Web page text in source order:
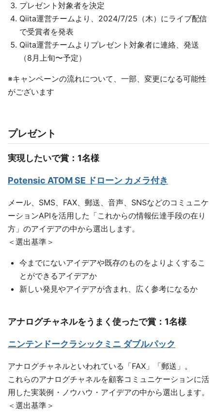
プレゼント対象者を決定
Qiita運営チームより、2024/7/25（木）にライブ配信
で受賞者を発表
Qiita運営チームよりプレゼント対象者に連絡、発送
（8月上旬〜予定）
※キャンペーンの流れについて、一部、変更になる可能性
がございます
プレゼント
実現したいで賞：1名様
Potensic ATOM SE ドローン カメラ付き
メール、SMS、FAX、郵送、音声、SNSなどのコミュニケ
ーションAPIを活用した「これからの情報伝達手段の在り
方」のアイデアの中から選出します。
＜選出基準＞
今までにないアイデアや既存のものをよりよくするこ
とができるアイデアか
新しい発見やアイデアが含まれ、広く参考になるか
アナログチャネルをうまく使ったで賞：1名様
ニンテンドークラシックミニ ダブルパック
アナログチャネルといわれている「FAX」「郵送」。
これらのアナログチャネルを顧客コミュニケーションに活
用した実装例・ノウハウ・アイデアの中から選出します。
＜選出基準＞